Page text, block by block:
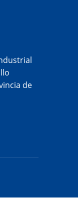
de